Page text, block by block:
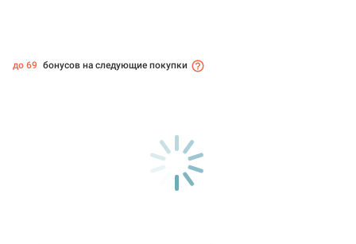
до 69 бонусов на следующие покупки